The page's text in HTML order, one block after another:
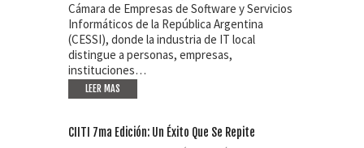
Cámara de Empresas de Software y Servicios
Informáticos de la República Argentina
(CESSI), donde la industria de IT local
distingue a personas, empresas,
instituciones…
LEER MAS
CIITI 7ma Edición: Un Éxito Que Se Repite